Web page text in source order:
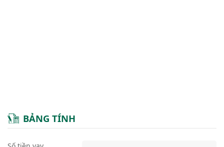
BẢNG TÍNH